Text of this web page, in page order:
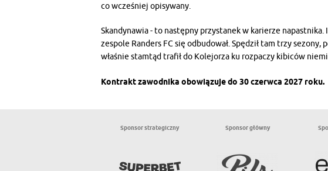
co wcześniej opisywany.
Skandynawia - to następny przystanek w karierze napastnika.
zespole Randers FC się odbudował. Spędził tam trzy sezony,
właśnie stamtąd trafił do Kolejorza ku rozpaczy kibiców
Kontrakt zawodnika obowiązuje do 30 czerwca 2027 roku.
Sponsor strategiczny Sponsor główny